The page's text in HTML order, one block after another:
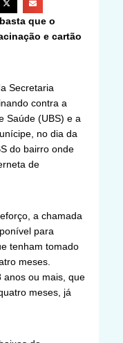
que o
e cartão
Secretaria
contra a
Saúde (UBS) e a
no dia da
do bairro onde
de
a chamada
para
tenham tomado
meses.
anos ou mais, que
meses, já